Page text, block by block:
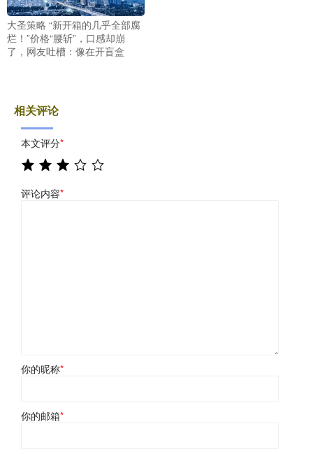
大圣策略 “新开箱的几乎全部腐
烂！”价格“腰斩”，口感却崩
了，网友吐槽：像在开盲盒
相关评论
本文评分*
评论内容*
你的昵称*
你的邮箱*